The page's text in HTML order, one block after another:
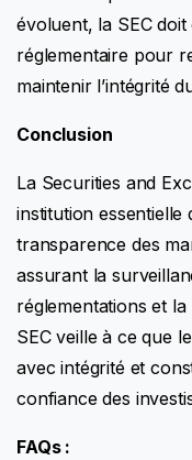
évoluent, la SEC
réglementaire pour
maintenir l’intégrité
Conclusion
La Securities and
institution essentielle
transparence des
assurant la
réglementations et
SEC veille à ce que
avec intégrité et
confiance des
FAQs :